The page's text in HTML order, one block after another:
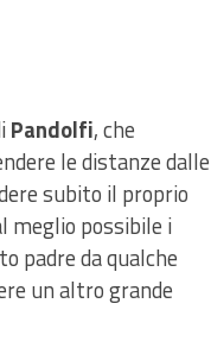
Pandolfi, che
le distanze dalle
subito il proprio
meglio possibile i
padre da qualche
un altro grande